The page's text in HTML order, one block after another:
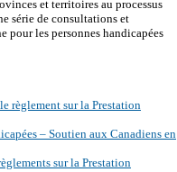
et territoires au processus
série de consultations et
pour les personnes handicapées
règlement sur la Prestation
– Soutien aux Canadiens en
sur la Prestation